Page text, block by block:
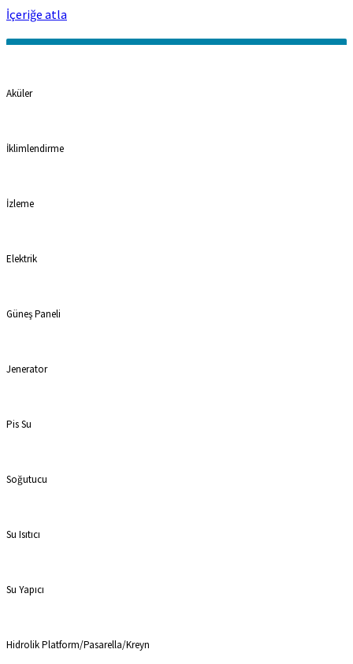
İçeriğe atla
Aküler
İklimlendirme
İzleme
Elektrik
Güneş Paneli
Jenerator
Pis Su
Soğutucu
Su Isıtıcı
Su Yapıcı
Hidrolik Platform/Pasarella/Kreyn